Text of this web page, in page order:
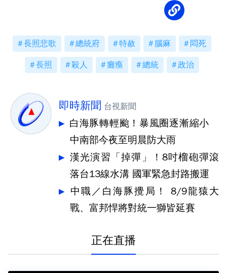
長照悲歌 總統府 特赦 腦麻 悶死
長照 殺人 癱瘓 總統 政治
即時新聞 台視新聞
白海豚轉輕颱！暴風圈逐漸縮小
中南部今夜至明晨防大雨
漢光演習「掉彈」！8吋榴砲彈滾
落台13線水溝 國軍緊急封路搬運
中職／白海豚攪局！ 8/9龍猿大
戰、富邦悍將對統一獅皆延賽
正在直播